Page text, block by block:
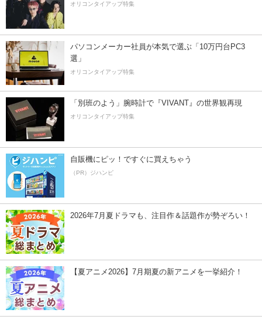
オリコンタイアップ特集
パソコンメーカー社員が本気で選ぶ「10万円台PC3
選」
オリコンタイアップ特集
「別班のよう」腕時計で『VIVANT』の世界観再現
オリコンタイアップ特集
自販機にピッ！ですぐに買えちゃう
（PR）ジハンピ
2026年7月夏ドラマも、注目作＆話題作が勢ぞろい！
【夏アニメ2026】7月期夏の新アニメを一挙紹介！